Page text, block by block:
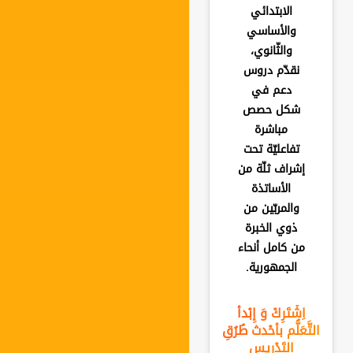
الابتدائي
والأساسي
والثّانوي،
نقدّم دروس
دعم في
شكل حصص
مباشرة
تفاعليّة تحت
إشراف ثلّة من
الأساتذة
والمربّين من
ذوي الخبرة
من كامل أنحاء
الجمهورية.
اِشْتَرِكْ وَ إِبْدأ
التَّعَلُّم بأحْدث طُرُقِ
التَدْرِيس